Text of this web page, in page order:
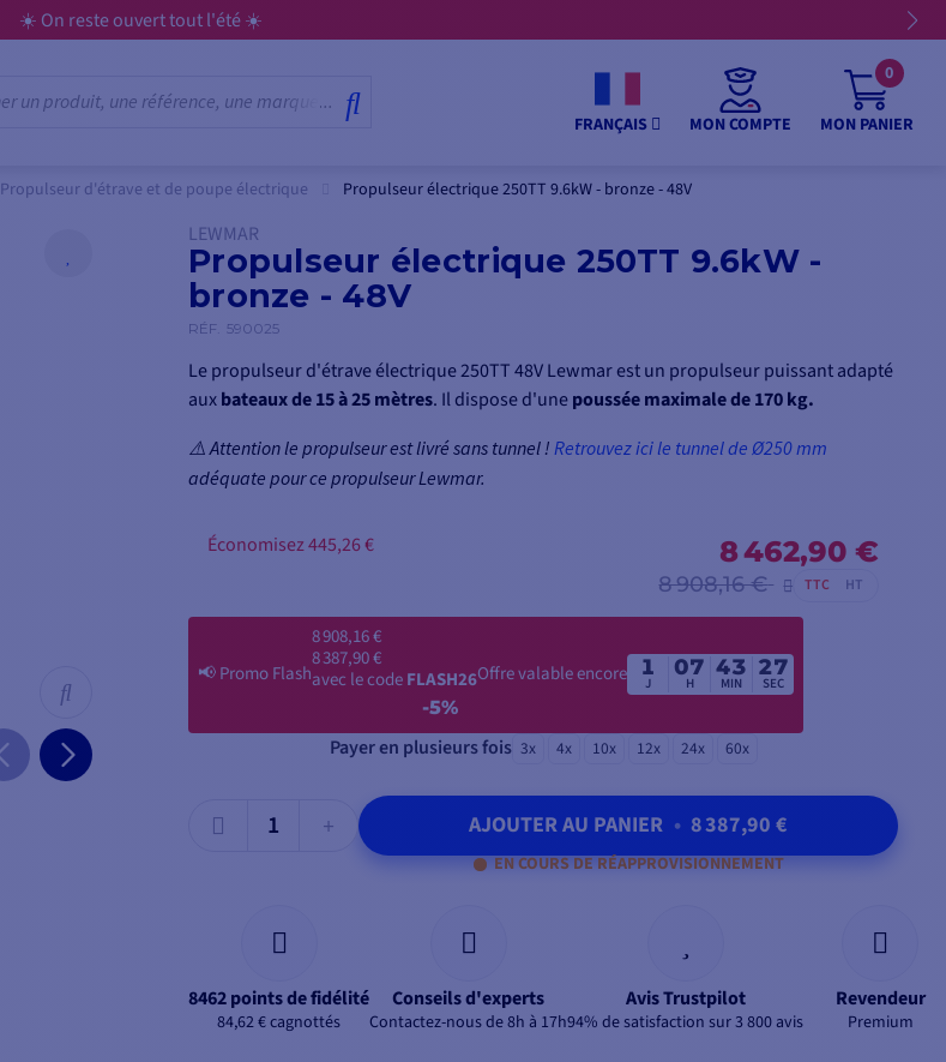
☀️ On reste ouvert tout l'été ☀️
FRANÇAIS MON COMPTE MON PANIER
0
Propulseur d'étrave et de poupe électrique Propulseur électrique 250TT 9.6kW - bronze - 48V
LEWMAR
Propulseur électrique 250TT 9.6kW -
bronze - 48V
RÉF. 590025
Le propulseur d'étrave électrique 250TT 48V Lewmar est un propulseur puissant adapté
auxbateaux de 15 à 25 mètres. Il dispose d'unepoussée maximale de 170 kg.
⚠️ Attention le propulseur est livré sans tunnel ! Retrouvez ici le tunnel de Ø250 mm
adéquate pour ce propulseur Lewmar.
8 462,90 €
8 908,16 € TTC HT
Économisez 445,26 €
📢Promo Flash
8 908,16 €
8 387,90 €
avec le codeFLASH26
-5%
Offre valable encore 1
J
07
H
43
MIN
26
SEC
Payer en plusieurs fois 3x 4x 10x 12x 24x 60x
AJOUTER AU PANIER • 8 387,90 €
EN COURS DE RÉAPPROVISIONNEMENT
8462 points de fidélité
84,62 € cagnottés
Conseils d'experts
Contactez-nous de 8h à 17h
Avis Trustpilot
94% de satisfaction sur 3 800 avis
Revendeur
Premium